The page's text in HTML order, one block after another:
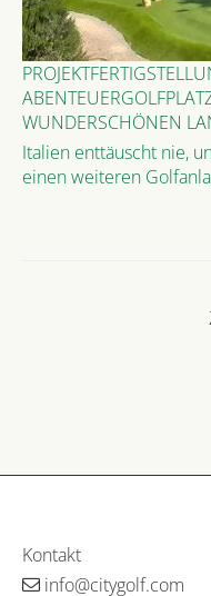
WUNDERSCHÖNEN
Italien enttäuscht nie,
einen weiteren
Kontakt
info@citygolf.com